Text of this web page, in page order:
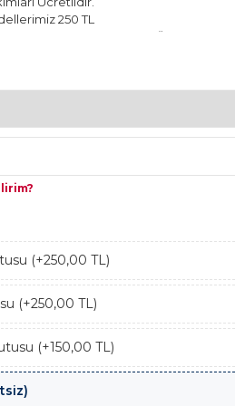
250 TL
Modellerimiz 150 TL Sabit Ücret ile
(+250,00 TL)
(+250,00 TL)
(+150,00 TL)